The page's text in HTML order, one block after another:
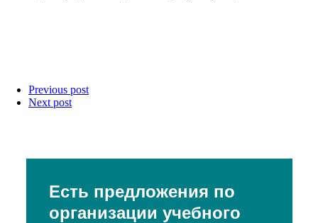
Previous post
Next post
Есть предложения по
организации учебного